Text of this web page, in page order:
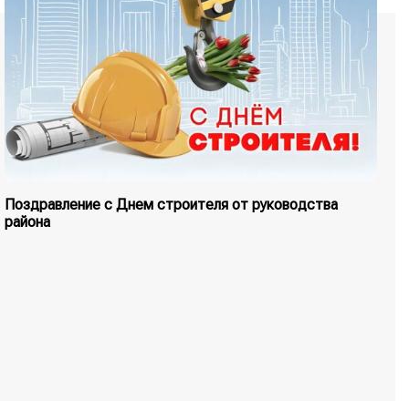
Поздравление с Днем строителя от руководства
района